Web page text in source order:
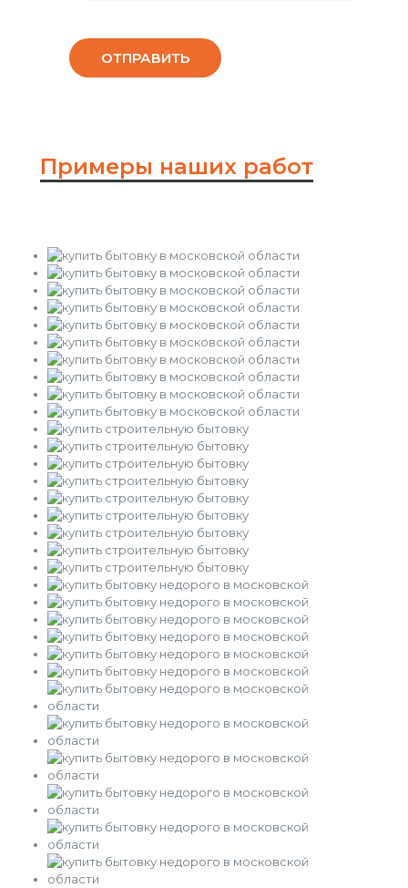
Примеры наших работ